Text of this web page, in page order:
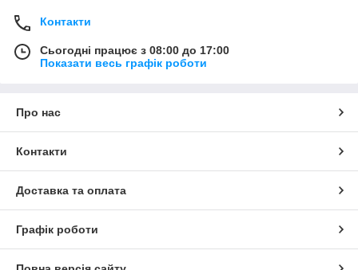
Контакти
Сьогодні працює з 08:00 до 17:00
Показати весь графік роботи
Про нас
Контакти
Доставка та оплата
Графік роботи